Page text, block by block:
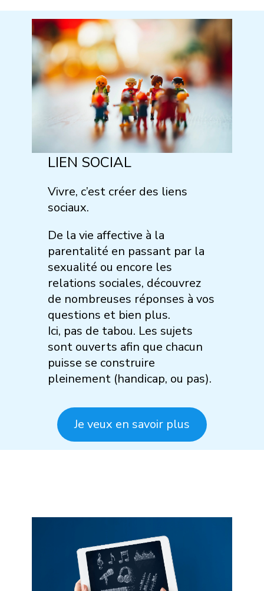
LIEN SOCIAL
Vivre, c’est créer des liens
sociaux.
De la vie affective à la
parentalité en passant par la
sexualité ou encore les
relations sociales, découvrez
de nombreuses réponses à vos
questions et bien plus.
Ici, pas de tabou. Les sujets
sont ouverts afin que chacun
puisse se construire
pleinement (handicap, ou pas).
Je veux en savoir plus